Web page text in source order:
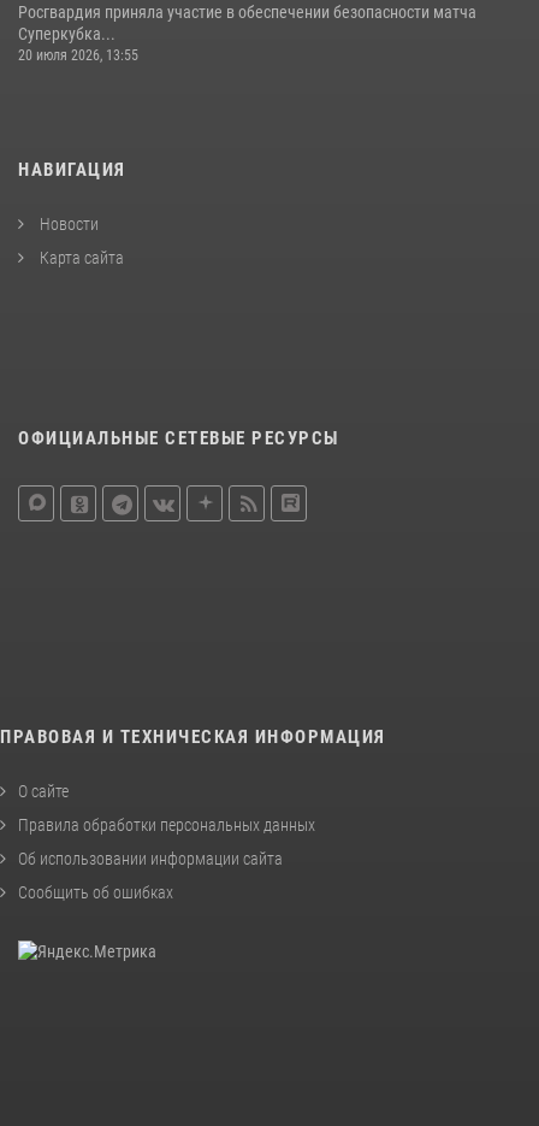
Росгвардия приняла участие в обеспечении безопасности матча
Суперкубка...
20 июля 2026, 13:55
НАВИГАЦИЯ
Новости
Карта сайта
ОФИЦИАЛЬНЫЕ СЕТЕВЫЕ РЕСУРСЫ
ПРАВОВАЯ И ТЕХНИЧЕСКАЯ ИНФОРМАЦИЯ
О сайте
Правила обработки персональных данных
Об использовании информации сайта
Сообщить об ошибках